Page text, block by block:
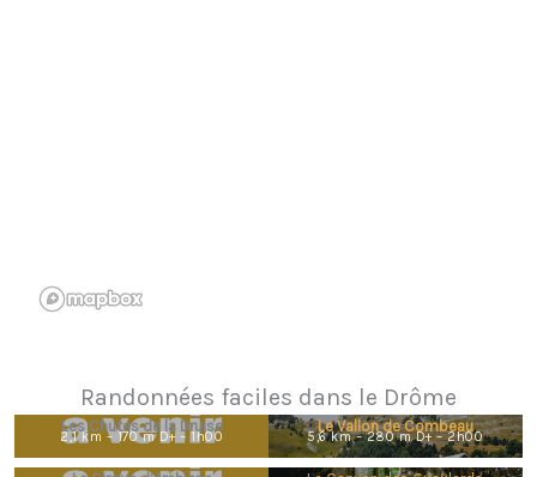
Randonnées faciles dans le Drôme
Les Chutes de la Druise
2,1 km – 170 m D+ – 1h00
Le Vallon de Combeau
5,6 km – 280 m D+ – 2h00